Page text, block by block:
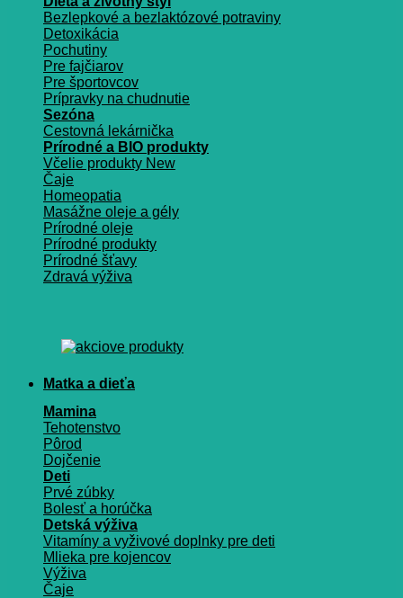
Bezlepkové a bezlaktózové potraviny
Detoxikácia
Pochutiny
Pre fajčiarov
Pre športovcov
Prípravky na chudnutie
Sezóna
Cestovná lekárnička
Prírodné a BIO produkty
Včelie produkty
Čaje
Homeopatia
Masážne oleje a gély
Prírodné oleje
Prírodné produkty
Prírodné šťavy
Zdravá výživa
Matka a dieťa
Mamina
Tehotenstvo
Pôrod
Dojčenie
Deti
Prvé zúbky
Bolesť a horúčka
Detská výživa
Vitamíny a vyživové doplnky pre deti
Mlieka pre kojencov
Výživa
Čaje